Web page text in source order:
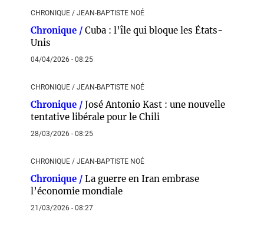
CHRONIQUE / JEAN-BAPTISTE NOÉ
Chronique / Cuba : l’île qui bloque les États-
Unis
04/04/2026 - 08:25
CHRONIQUE / JEAN-BAPTISTE NOÉ
Chronique / José Antonio Kast : une nouvelle
tentative libérale pour le Chili
28/03/2026 - 08:25
CHRONIQUE / JEAN-BAPTISTE NOÉ
Chronique / La guerre en Iran embrase
l’économie mondiale
21/03/2026 - 08:27